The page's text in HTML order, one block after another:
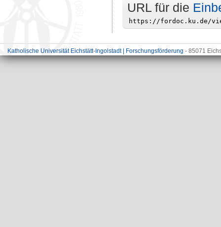
URL für die
Katholische Universität Eichstätt-Ingolstadt | Forschungsförderung - 85071